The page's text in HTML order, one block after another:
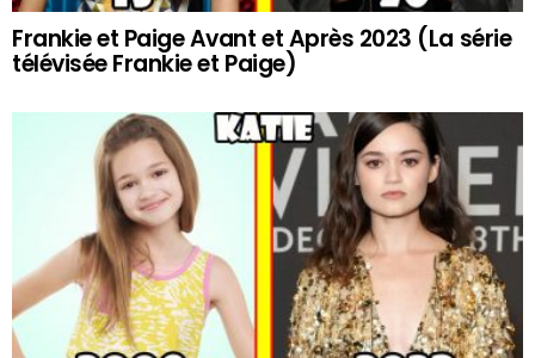
Frankie et Paige Avant et Après 2023 (La série
télévisée Frankie et Paige)